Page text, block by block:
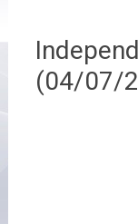
(04/07/